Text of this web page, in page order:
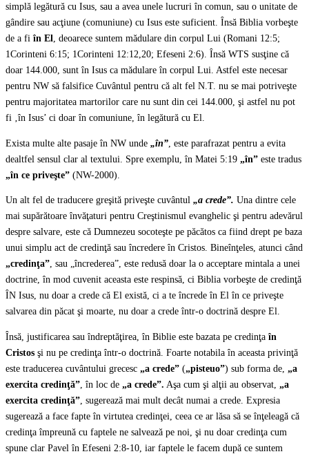
simplă legătură cu Isus, sau a avea unele lucruri în comun, sau o unitate de
gândire sau acţiune (comuniune) cu Isus este suficient. Însă Biblia vorbeşte
de a fi în El, deoarece suntem mădulare din corpul Lui (Romani 12:5;
1Corinteni 6:15; 1Corinteni 12:12,20; Efeseni 2:6). Însă WTS susţine că
doar 144.000, sunt în Isus ca mădulare în corpul Lui. Astfel este necesar
pentru NW să falsifice Cuvântul pentru că alt fel N.T. nu se mai potriveşte
pentru majoritatea martorilor care nu sunt din cei 144.000, şi astfel nu pot
fi ‚în Isus’ ci doar în comuniune, în legătură cu El.
Exista multe alte pasaje în NW unde „în” , este parafrazat pentru a evita
dealtfel sensul clar al textului. Spre exemplu, în Matei 5:19 „în” este tradus
„în ce priveşte” (NW-2000).
Un alt fel de traducere greşită priveşte cuvântul „a crede”. Una dintre cele
mai supărătoare învăţaturi pentru Creştinismul evanghelic şi pentru adevărul
despre salvare, este că Dumnezeu socoteşte pe păcătos ca fiind drept pe baza
unui simplu act de credinţă sau încredere în Cristos. Bineînţeles, atunci când
„credinţa”, sau „încrederea”, este redusă doar la o acceptare mintala a unei
doctrine, în mod cuvenit aceasta este respinsă, ci Biblia vorbeşte de credinţă
ÎN Isus, nu doar a crede că El există, ci a te încrede în El în ce priveşte
salvarea din păcat şi moarte, nu doar a crede într-o doctrină despre El.
Însă, justificarea sau îndreptăţirea, în Biblie este bazata pe credinţa în
Cristos şi nu pe credinţa într-o doctrină. Foarte notabila în aceasta privinţă
este traducerea cuvântului grecesc „a crede” („pisteuo”) sub forma de, „a
exercita credinţă” , în loc de „a crede”. Aşa cum şi alţii au observat, „a
exercita credinţă” , sugerează mai mult decât numai a crede. Expresia
sugerează a face fapte în virtutea credinţei, ceea ce ar lăsa să se înţeleagă că
credinţa împreună cu faptele ne salvează pe noi, şi nu doar credinţa cum
spune clar Pavel în Efeseni 2:8-10, iar faptele le facem după ce suntem